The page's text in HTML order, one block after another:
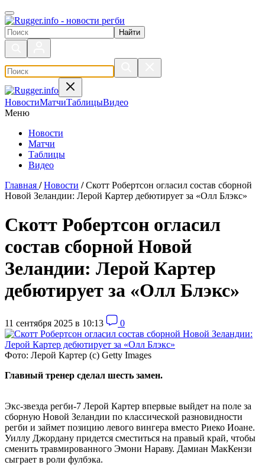
Поиск по сайту
НовостиМатчиТаблицыВидео
Меню
Новости
Матчи
Таблицы
Видео
Главная / Новости / Скотт Робертсон огласил состав сборной
Новой Зеландии: Лерой Картер дебютирует за «Олл Блэкс»
Скотт Робертсон огласил
состав сборной Новой
Зеландии: Лерой Картер
дебютирует за «Олл Блэкс»
11 сентября 2025 в 10:13 0
Фото: Лерой Картер (с) Getty Images
Главный тренер сделал шесть замен.
Экс-звезда регби-7 Лерой Картер впервые выйдет на поле за
сборную Новой Зеландии по классической разновидности
регби и займет позицию левого вингера вместо Риеко Иоане.
Уиллу Джордану придется сместиться на правый край, чтобы
сменить травмированного Эмони Нараву. Дамиан МакКензи
сыграет в роли фулбэка.